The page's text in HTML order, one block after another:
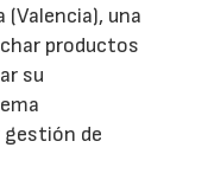
una
productos
su
de